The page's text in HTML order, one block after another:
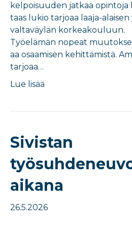
kelpoisuuden jatkaa opintoja
taas lukio tarjoaa laaja-alaisen
valtaväylän korkeakouluun.
Työelämän nopeat
aa osaamisen kehittämistä.
tarjoaa…
Lue lisää
Sivistan
aikana
26.5.2026